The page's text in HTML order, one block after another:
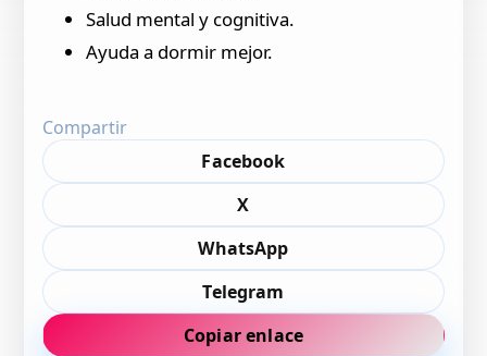
Salud mental y cognitiva.
Ayuda a dormir mejor.
Compartir
Facebook
X
WhatsApp
Telegram
Copiar enlace